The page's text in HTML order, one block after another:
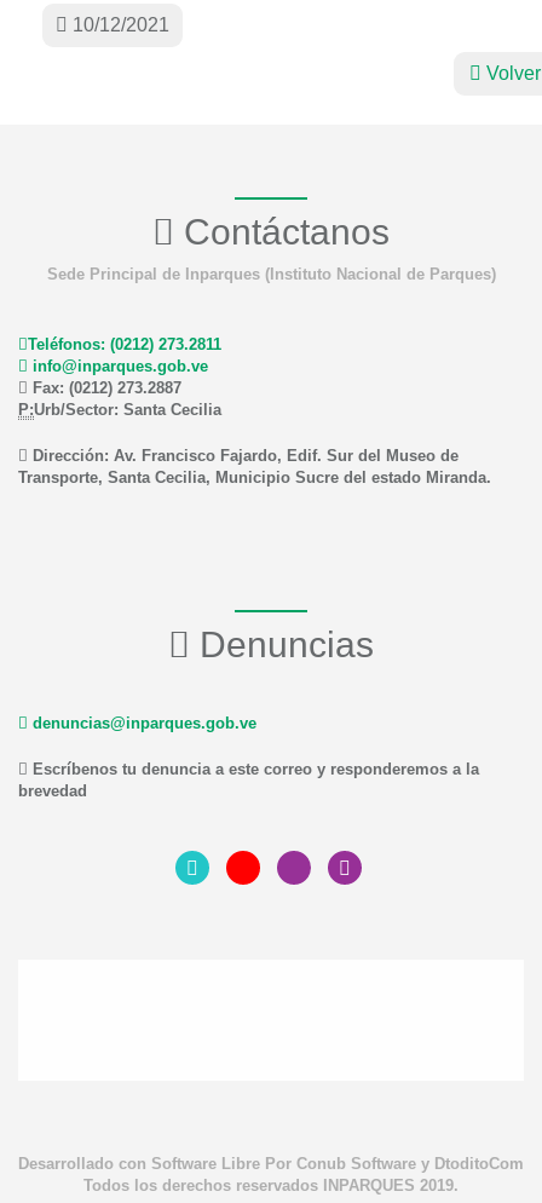
10/12/2021
Volver
Contáctanos
Sede Principal de Inparques (Instituto Nacional de Parques)
Teléfonos: (0212) 273.2811
info@inparques.gob.ve
Fax: (0212) 273.2887
P:Urb/Sector: Santa Cecilia
Dirección: Av. Francisco Fajardo, Edif. Sur del Museo de
Transporte, Santa Cecilia, Municipio Sucre del estado Miranda.
Denuncias
denuncias@inparques.gob.ve
Escríbenos tu denuncia a este correo y responderemos a la
brevedad
Desarrollado con Software Libre Por Conub Software y DtoditoCom
Todos los derechos reservados INPARQUES 2019.